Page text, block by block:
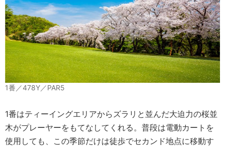
1番／478Y／PAR5
1番はティーイングエリアからズラリと並んだ大迫力の桜並
木がプレーヤーをもてなしてくれる。普段は電動カートを
使用しても、この季節だけは徒歩でセカンド地点に移動す